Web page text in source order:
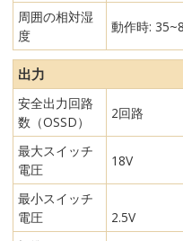
周囲の相対湿
度
動作時:
出力
安全出力回路
数（OSSD）
2回路
最大スイッチ
電圧
18V
最小スイッチ
電圧
2.5V